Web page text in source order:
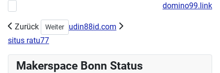
Vorheriger Beitrag: Workshops zur Demystifizierung ITdomino99.link
Zurück Nächster Beitrag: GEM-einsam – Das
Weiter
udin88id.com
situs ratu77
Makerspace Bonn Status